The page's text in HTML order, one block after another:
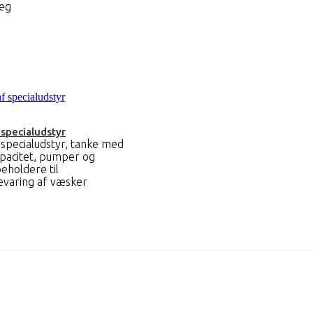
tanke med
pumper og
til
af væsker